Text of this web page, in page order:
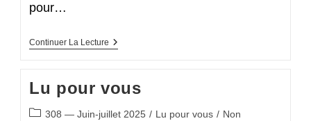
pour…
Continuer La Lecture Lu
Lu pour vous
Post308 — Juin-juillet 2025 / Lu pour vous / Non